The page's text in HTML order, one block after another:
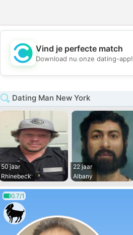
Vind je perfecte match
Download nu onze dating-app!
Dating Man New York
50 jaar
Rhinebeck
22 jaar
Albany
0.7/1